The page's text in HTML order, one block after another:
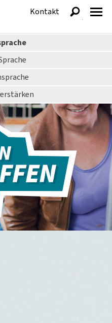
Kontakt
anzeigen